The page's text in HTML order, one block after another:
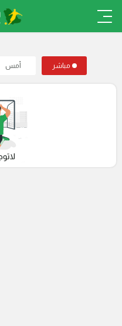
مباشر أمس